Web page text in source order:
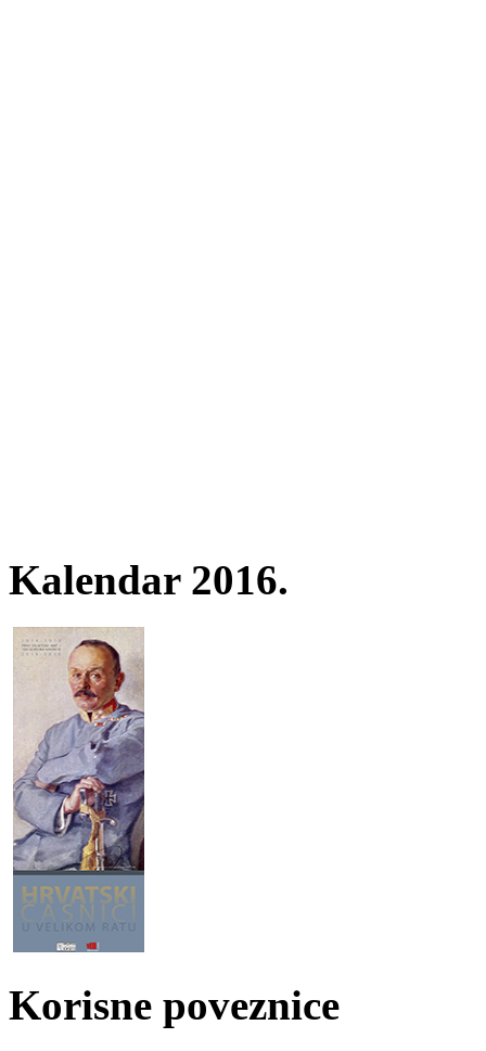
Kalendar 2016.
Korisne poveznice